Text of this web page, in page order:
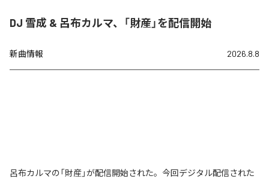
DJ 雪成 & 呂布カルマ、「財産」を配信開始
新曲情報 2026.8.8
呂布カルマの「財産」が配信開始された。今回デジタル配信された